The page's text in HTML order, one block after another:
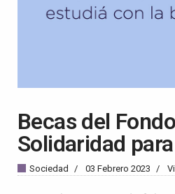
Becas del
Solidaridad
Sociedad 03 Febrero 2023